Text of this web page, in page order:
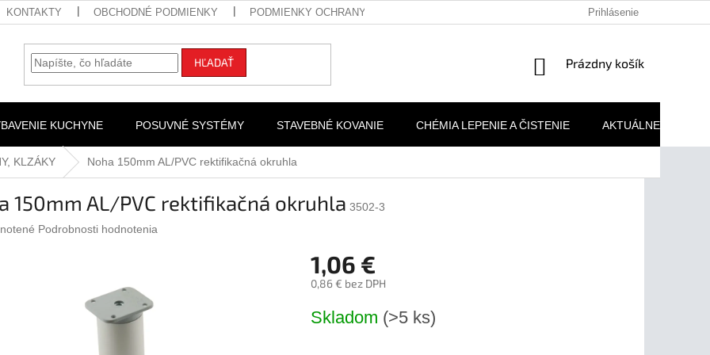
KONTAKTY OBCHODNÉ PODMIENKY PODMIENKY OCHRANY OSOBNÝCH ÚDAJOV REKLAMAČNÉ PODMIENKY
Prihlásenie
HĽADAŤ
NÁKUPNÝ
Prázdny košík
KUCHYNE POSUVNÉ SYSTÉMY STAVEBNÉ KOVANIE CHÉMIA LEPENIE A ČISTENIE AKTUÁLNE AKCIE
KLZÁKY Noha 150mm AL/PVC rektifikačná okruhla
150mm AL/PVC rektifikačná okruhla 3502-3
Podrobnosti hodnotenia
1,06 €
0,86 € bez DPH
cena:
Skladom (>5 ks)